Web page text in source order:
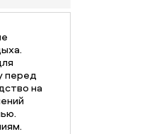
перед
на